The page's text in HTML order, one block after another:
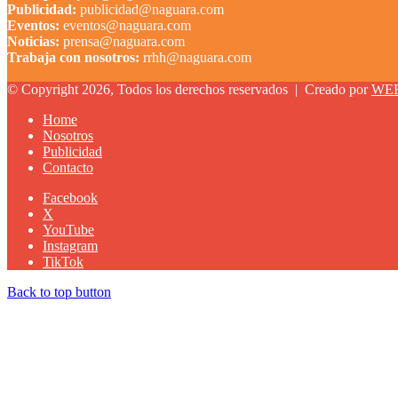
Publicidad: publicidad@naguara.com
Eventos: eventos@naguara.com
Noticias: prensa@naguara.com
Trabaja con nosotros: rrhh@naguara.com
© Copyright 2026, Todos los derechos reservados | Creado por
Home
Nosotros
Publicidad
Contacto
Facebook
X
YouTube
Instagram
TikTok
Back to top button